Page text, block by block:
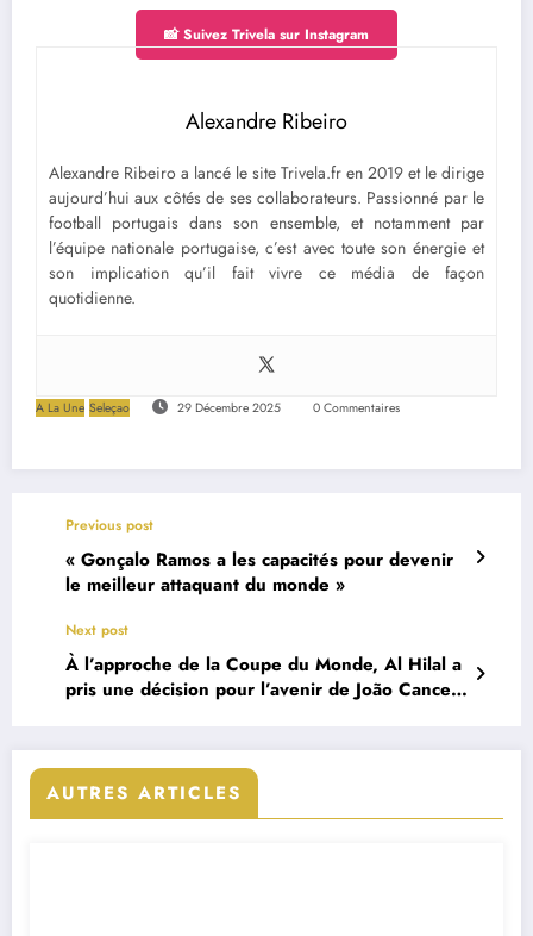
📸 Suivez Trivela sur Instagram
Alexandre Ribeiro
Alexandre Ribeiro a lancé le site Trivela.fr en 2019 et le dirige
aujourd’hui aux côtés de ses collaborateurs. Passionné par le
football portugais dans son ensemble, et notamment par
l’équipe nationale portugaise, c’est avec toute son énergie et
son implication qu’il fait vivre ce média de façon
quotidienne.
A La Une Seleçao 29 Décembre 2025 0 Commentaires
Previous post
« Gonçalo Ramos a les capacités pour devenir
le meilleur attaquant du monde »
Next post
À l’approche de la Coupe du Monde, Al Hilal a
pris une décision pour l’avenir de João Cancelo
AUTRES ARTICLES